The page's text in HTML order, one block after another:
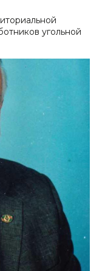
угольной